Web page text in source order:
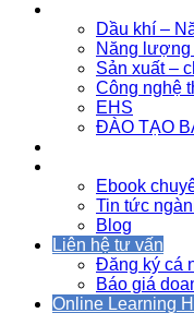
Dầu khí –
Năng lượng
Sản xuất –
Công nghệ
EHS
ĐÀO TẠO
Ebook
Tin tức
Blog
Liên hệ tư vấn
Đăng ký cá
Báo giá
Online Learning